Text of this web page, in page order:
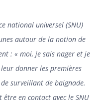
national universel (SNU)
autour de la notion de
: « moi, je sais nager et je
donner les premières
surveillant de baignade.
en contact avec le SNU